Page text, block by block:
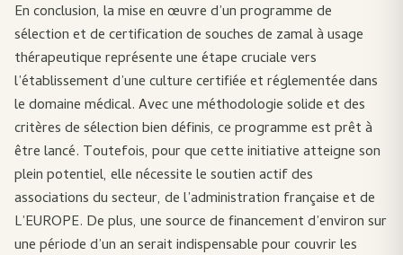
En conclusion, la mise en œuvre d’un programme de
sélection et de certification de souches de zamal à usage
thérapeutique représente une étape cruciale vers
l’établissement d’une culture certifiée et réglementée dans
le domaine médical. Avec une méthodologie solide et des
critères de sélection bien définis, ce programme est prêt à
être lancé. Toutefois, pour que cette initiative atteigne son
plein potentiel, elle nécessite le soutien actif des
associations du secteur, de l’administration française et de
L’EUROPE. De plus, une source de financement d’environ sur
une période d’un an serait indispensable pour couvrir les